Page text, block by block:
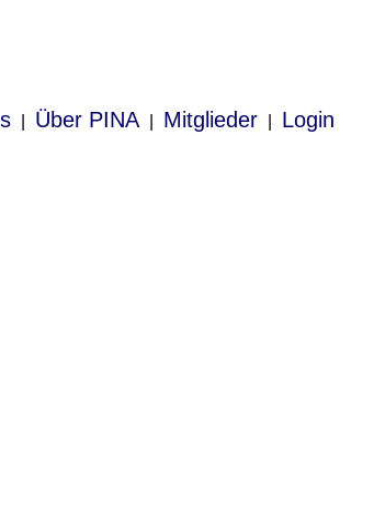
Über PINA Mitglieder Login